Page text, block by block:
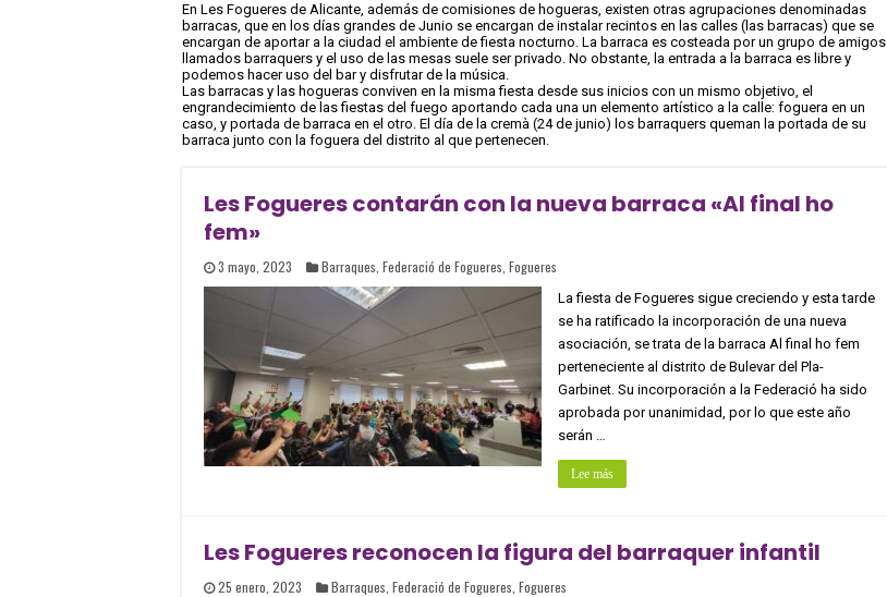
En Les Fogueres de Alicante, además de comisiones de hogueras, existen otras agrupaciones denominadas
barracas, que en los días grandes de Junio se encargan de instalar recintos en las calles (las barracas) que se
encargan de aportar a la ciudad el ambiente de fiesta nocturno. La barraca es costeada por un grupo de amigos
llamados barraquers y el uso de las mesas suele ser privado. No obstante, la entrada a la barraca es libre y
podemos hacer uso del bar y disfrutar de la música.
Las barracas y las hogueras conviven en la misma fiesta desde sus inicios con un mismo objetivo, el
engrandecimiento de las fiestas del fuego aportando cada una un elemento artístico a la calle: foguera en un
caso, y portada de barraca en el otro. El día de la cremà (24 de junio) los barraquers queman la portada de su
barraca junto con la foguera del distrito al que pertenecen.
Les Fogueres contarán con la nueva barraca «Al final ho
fem»
3 mayo, 2023 Barraques Federació de Fogueres Fogueres
La fiesta de Fogueres sigue creciendo y esta tarde
se ha ratificado la incorporación de una nueva
asociación, se trata de la barraca Al final ho fem
perteneciente al distrito de Bulevar del Pla-
Garbinet. Su incorporación a la Federació ha sido
aprobada por unanimidad, por lo que este año
serán …
Lee más
Les Fogueres reconocen la figura del barraquer infantil
25 enero, 2023 Barraques Federació de Fogueres Fogueres